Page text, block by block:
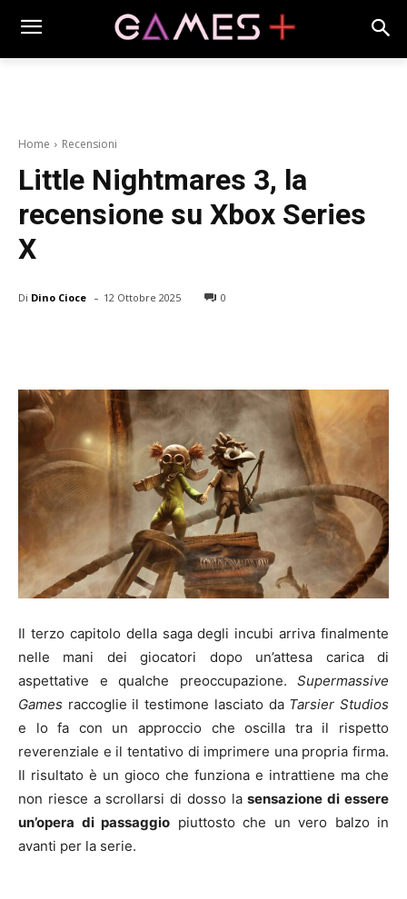
Home Recensioni
Little Nightmares 3, la
recensione su Xbox Series
X
Di Dino Cioce - 12 Ottobre 2025 0
Il terzo capitolo della saga degli incubi arriva finalmente
nelle mani dei giocatori dopo un’attesa carica di
aspettative e qualche preoccupazione. Supermassive
Games raccoglie il testimone lasciato da Tarsier Studios
e lo fa con un approccio che oscilla tra il rispetto
reverenziale e il tentativo di imprimere una propria firma.
Il risultato è un gioco che funziona e intrattiene ma che
non riesce a scrollarsi di dosso lasensazione di essere
un’opera di passaggio piuttosto che un vero balzo in
avanti per la serie.